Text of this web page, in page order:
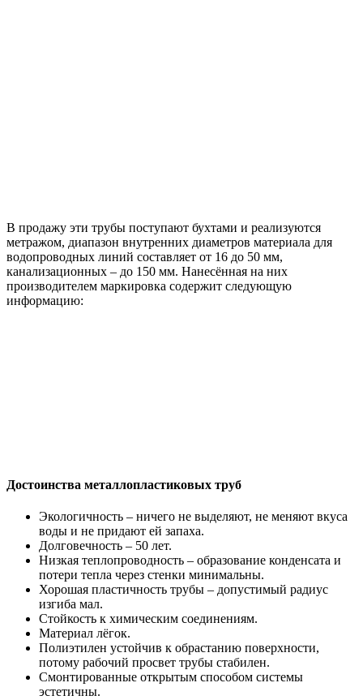
В продажу эти трубы поступают бухтами и реализуются
метражом, диапазон внутренних диаметров материала для
водопроводных линий составляет от 16 до 50 мм,
канализационных – до 150 мм. Нанесённая на них
производителем маркировка содержит следующую
информацию:
Достоинства металлопластиковых труб
Экологичность – ничего не выделяют, не меняют вкуса
воды и не придают ей запаха.
Долговечность – 50 лет.
Низкая теплопроводность – образование конденсата и
потери тепла через стенки минимальны.
Хорошая пластичность трубы – допустимый радиус
изгиба мал.
Стойкость к химическим соединениям.
Материал лёгок.
Полиэтилен устойчив к обрастанию поверхности,
потому рабочий просвет трубы стабилен.
Смонтированные открытым способом системы
эстетичны.